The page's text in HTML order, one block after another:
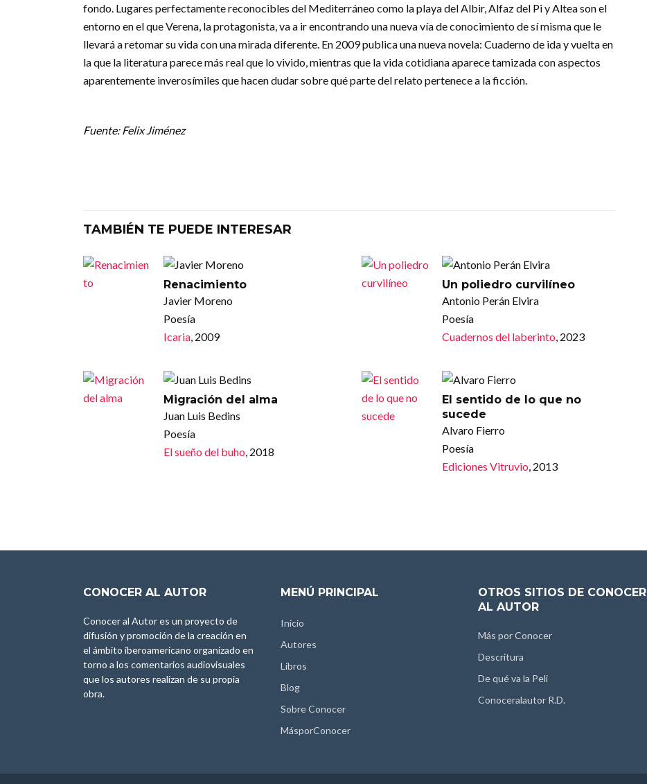
fondo. Lugares perfectamente reconocibles del Mediterráneo como la playa del Albir, Alfaz del Pi y Altea son el
entorno en el que Verena, la protagonista, va a ir encontrando una nueva vía de conocimiento de sí misma que le
llevará a retomar su vida con una mirada diferente. En 2009 publica una nueva novela: Cuaderno de ida y vuelta en
la que la literatura parece más real que lo vivido, mientras que la vida cotidiana aparece tamizada con aspectos
aparentemente inverosímiles que hacen dudar sobre qué parte del relato pertenece a la ficción.
Fuente: Felix Jiménez
TAMBIÉN TE PUEDE INTERESAR
Renacimiento
Javier Moreno
Poesía
Icaria, 2009
Un poliedro curvilíneo
Antonio Perán Elvira
Poesía
Cuadernos del laberinto, 2023
Migración del alma
Juan Luis Bedins
Poesía
El sueño del buho, 2018
El sentido de lo que no
sucede
Alvaro Fierro
Poesía
Ediciones Vitruvio, 2013
CONOCER AL AUTOR
Conocer al Autor es un proyecto de
difusión y promoción de la creación en
el ámbito iberoamericano organizado en
torno a los comentarios audiovisuales
que los autores realizan de su propia
obra.
MENÚ PRINCIPAL
Inicio
Autores
Libros
Blog
Sobre Conocer
MásporConocer
OTROS SITIOS DE CONOCER
AL AUTOR
Más por Conocer
Descritura
De qué va la Peli
Conoceralautor R.D.